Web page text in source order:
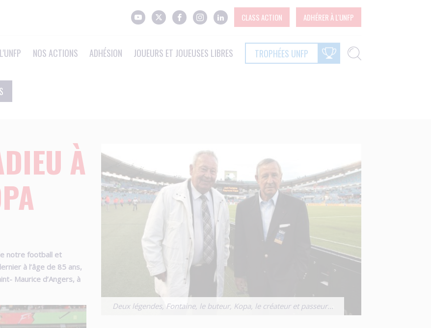
CLASS ACTION ADHÉRER À L'UNFP
L'UNFP NOS ACTIONS ADHÉSION JOUEURS ET JOUEUSES LIBRES TROPHÉES UNFP
À
notre football et
à l’âge de 85 ans,
Maurice d’Angers, à
Deux légendes, Fontaine, le buteur, Kopa, le créateur et passeur...